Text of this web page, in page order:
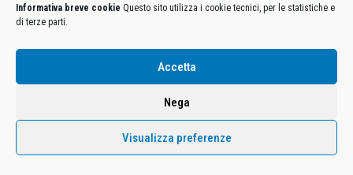
Informativa breve cookie Questo sito utilizza i cookie tecnici, per le statistiche e
di terze parti.
Accetta
Nega
Visualizza preferenze
Euro 12.500.000 i.v. - C.F. e Iscr. Reg. Imp. Monza e Brianza 02137480964 - R.E.A. MB-1370021 -
P.IVA. 11005760159 - Direzione e coordinamento art. 2497 C.C. DECATHLON SA, Villeneuve